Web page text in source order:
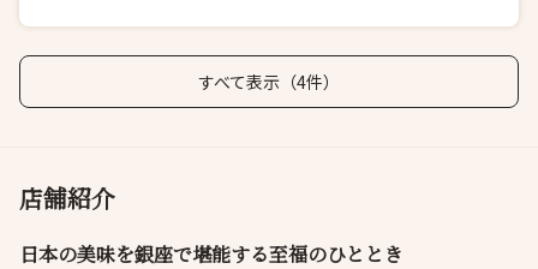
すべて表示（4件）
店舗紹介
日本の美味を銀座で堪能する至福のひととき